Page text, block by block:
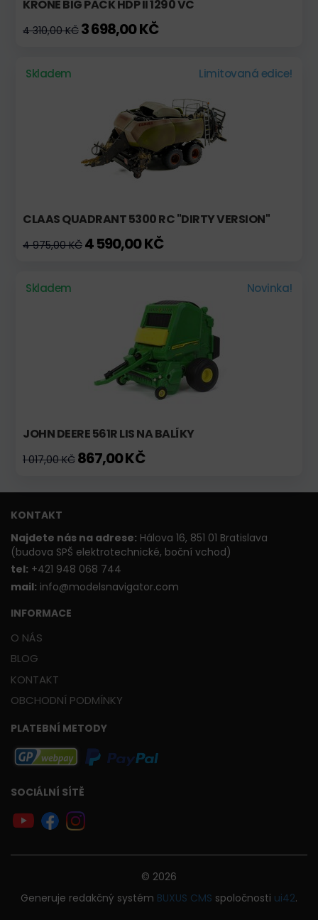
KRONE BIG PACK HDP II 1290 VC
4 310,00 KČ 3 698,00 KČ
Skladem Limitovaná edice!
CLAAS QUADRANT 5300 RC "DIRTY VERSION"
4 975,00 KČ 4 590,00 KČ
Skladem Novinka!
JOHN DEERE 561R LIS NA BALÍKY
1 017,00 KČ 867,00 KČ
KONTAKT
Najdete nás na adrese: Hálova 16, 851 01 Bratislava
(budova SPŠ elektrotechnické, boční vchod)
tel: +421 948 068 744
mail: info@modelsnavigator.com
INFORMACE
O NÁS
BLOG
KONTAKT
OBCHODNÍ PODMÍNKY
PLATEBNÍ METODY
SOCIÁLNÍ SÍTĚ
© 2026
Generuje redakčný systém BUXUS CMS spoločnosti ui42.